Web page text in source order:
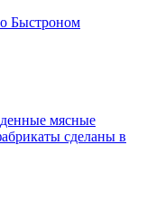
Быстроном
мясные
сделаны в